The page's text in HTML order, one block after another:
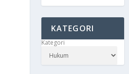
KATEGORI
Kategori